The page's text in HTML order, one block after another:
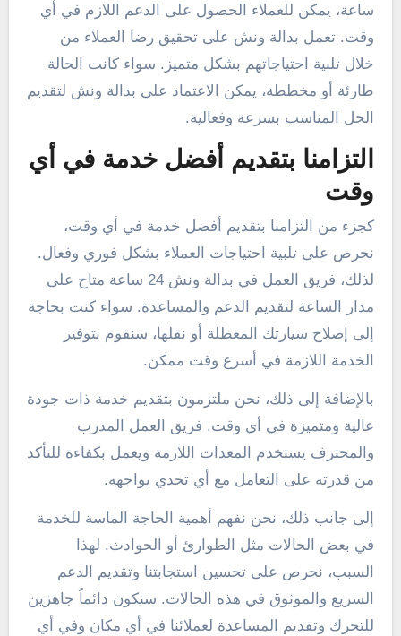
ساعة، يمكن للعملاء الحصول على الدعم اللازم في أي
وقت. تعمل بدالة ونش على تحقيق رضا العملاء من
خلال تلبية احتياجاتهم بشكل متميز. سواء كانت الحالة
طارئة أو مخططة، يمكن الاعتماد على بدالة ونش لتقديم
الحل المناسب بسرعة وفعالية.
التزامنا بتقديم أفضل خدمة في أي
وقت
كجزء من التزامنا بتقديم أفضل خدمة في أي وقت،
نحرص على تلبية احتياجات العملاء بشكل فوري وفعال.
لذلك، فريق العمل في بدالة ونش 24 ساعة متاح على
مدار الساعة لتقديم الدعم والمساعدة. سواء كنت بحاجة
إلى إصلاح سيارتك المعطلة أو نقلها، سنقوم بتوفير
الخدمة اللازمة في أسرع وقت ممكن.
بالإضافة إلى ذلك، نحن ملتزمون بتقديم خدمة ذات جودة
عالية ومتميزة في أي وقت. فريق العمل المدرب
والمحترف يستخدم المعدات اللازمة ويعمل بكفاءة للتأكد
من قدرته على التعامل مع أي تحدي يواجهه.
إلى جانب ذلك، نحن نفهم أهمية الحاجة الماسة للخدمة
في بعض الحالات مثل الطوارئ أو الحوادث. لهذا
السبب، نحرص على تحسين استجابتنا وتقديم الدعم
السريع والموثوق في هذه الحالات. سنكون دائماً جاهزين
للتحرك وتقديم المساعدة لعملائنا في أي مكان وفي أي